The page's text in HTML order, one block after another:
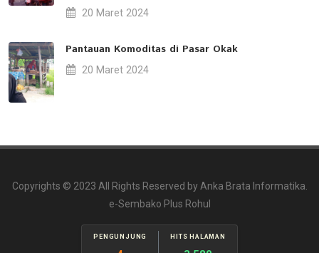
20 Maret 2024
Pantauan Komoditas di Pasar Okak
20 Maret 2024
Copyrights © 2023 All Rights Reserved by Anka Brata Informatika.
e-Sembako Plus Rohul
PENGUNJUNG HITS HALAMAN